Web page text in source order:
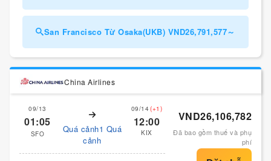
San Francisco Từ Osaka(UKB) VND26,791,577～
China Airlines
09/13
01:05
SFO
Quá cảnh1 Quá
cảnh
09/14(+1)
12:00
KIX
VND26,106,782
Đã bao gồm thuế và phụ
phí